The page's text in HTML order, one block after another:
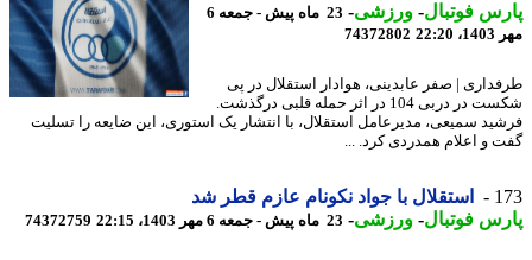
فوتبال-ورزشی-
23 ماه پیش - جمعه 6
74372802
| صفر عابدینی، هوادار استقلال در پی
شکست در دربی 104 در اثر حمله قلبی درگذشت.
سمیعی، مدیرعامل استقلال، با انتشار یک استوری، این ضایعه را تسلیت
و اعلام همدردی کرد. ...
استقلال با جواد نکونام عازم قطر شد
فوتبال-ورزشی-23 ماه پیش - جمعه 6 مهر 1403، 22:15 74372759